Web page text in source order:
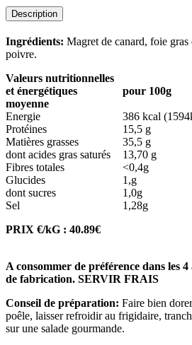
Description
Ingrédients: Magret de canard, foie
poivre.
Valeurs nutritionnelles
et énergétiques
moyenne
pour 100g
Energie
386 kcal
Protéines
15,5 g
Matières grasses
35,5 g
dont acides gras saturés
13,70 g
Fibres totales
<0,4g
Glucides
1,g
dont sucres
1,0g
Sel
1,28g
PRIX €/kG : 40.89€
A consommer de préférence dans les
de fabrication. SERVIR FRAIS
Conseil de préparation: Faire bien
poêle, laisser refroidir au frigidaire,
sur une salade gourmande.